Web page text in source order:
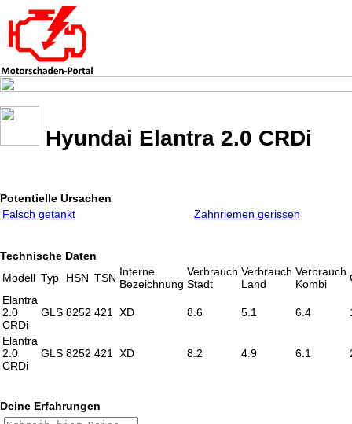
Hyundai Elantra 2.0 CRDi
Potentielle Ursachen
Falsch getankt
Zahnriemen gerissen
Technische Daten
Modell Typ HSN TSN Interne
Bezeichnung
Verbrauch
Stadt
Verbrauch
Land
Verbrauch
Kombi
Elantra
2.0
CRDi
GLS 8252 421 XD 8.6 5.1 6.4
Elantra
2.0
CRDi
GLS 8252 421 XD 8.2 4.9 6.1
Deine Erfahrungen